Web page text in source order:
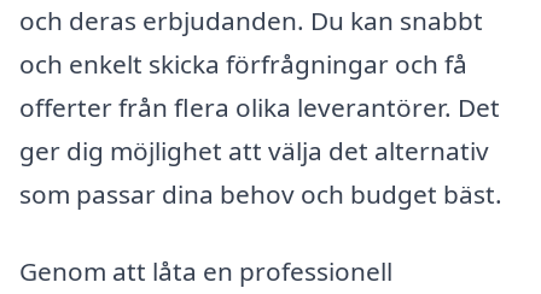
och deras erbjudanden. Du kan snabbt
och enkelt skicka förfrågningar och få
offerter från flera olika leverantörer. Det
ger dig möjlighet att välja det alternativ
som passar dina behov och budget bäst.
Genom att låta en professionell